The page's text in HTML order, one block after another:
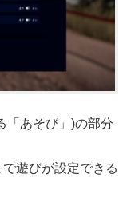
「あそび」)の部分
遊びが設定できる